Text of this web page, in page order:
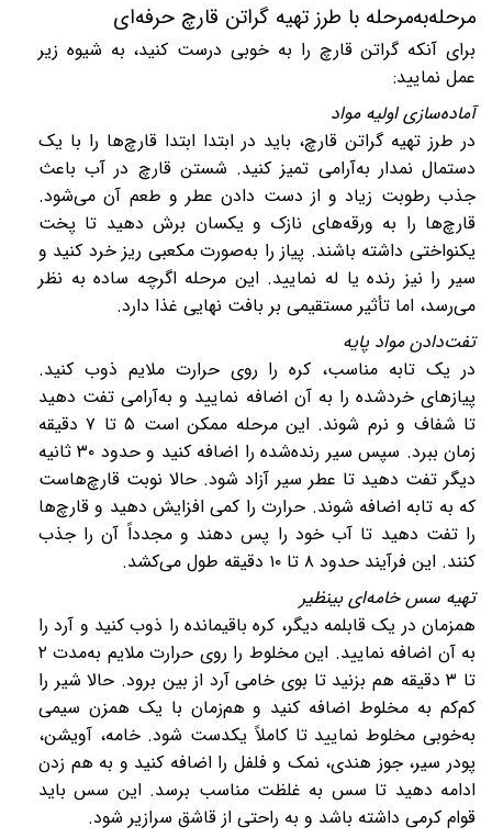
مرحله‌به‌مرحله با طرز تهیه گراتن قارچ حرفه‌ای
برای آنکه گراتن قارچ را به خوبی درست کنید، به شیوه زیر
عمل نمایید:
آماده‌سازی اولیه مواد
در طرز تهیه گراتن قارچ، باید در ابتدا ابتدا قارچ‌ها را با یک
دستمال نمدار به‌آرامی تمیز کنید. شستن قارچ در آب باعث
جذب رطوبت زیاد و از دست دادن عطر و طعم آن می‌شود.
قارچ‌ها را به ورقه‌های نازک و یکسان برش دهید تا پخت
یکنواختی داشته باشند. پیاز را به‌صورت مکعبی ریز خرد کنید و
سیر را نیز رنده یا له نمایید. این مرحله اگرچه ساده به نظر
می‌رسد، اما تأثیر مستقیمی بر بافت نهایی غذا دارد.
تفت‌دادن مواد پایه
در یک تابه مناسب، کره را روی حرارت ملایم ذوب کنید.
پیازهای خردشده را به آن اضافه نمایید و به‌آرامی تفت دهید
تا شفاف و نرم شوند. این مرحله ممکن است ۵تا ۷دقیقه
زمان ببرد. سپس سیر رنده‌شده را اضافه کنید و حدود ۳۰ثانیه
دیگر تفت دهید تا عطر سیر آزاد شود. حالا نوبت قارچ‌هاست
که به تابه اضافه شوند. حرارت را کمی افزایش دهید و قارچ‌ها
را تفت دهید تا آب خود را پس دهند و مجدداً آن را جذب
کنند. این فرآیند حدود ۸ تا ۱۰ دقیقه طول می‌کشد.
تهیه سس خامه‌ای بینظیر
همزمان در یک قابلمه دیگر، کره باقیمانده را ذوب کنید و آرد را
به آن اضافه نمایید. این مخلوط را روی حرارت ملایم به‌مدت ۲
تا ۳دقیقه هم بزنید تا بوی خامی آرد از بین برود. حالا شیر را
کم‌کم به مخلوط اضافه کنید و هم‌زمان با یک همزن سیمی
به‌خوبی مخلوط نمایید تا کاملاً یکدست شود. خامه، آویشن،
پودر سیر، جوز هندی، نمک و فلفل را اضافه کنید و به هم زدن
ادامه دهید تا سس به غلظت مناسب برسد. این سس باید
قوام کرمی داشته باشد و به راحتی از قاشق سرازیر شود.